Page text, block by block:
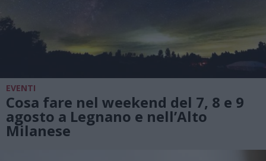
EVENTI
Cosa fare nel weekend del 7, 8 e 9
agosto a Legnano e nell’Alto
Milanese